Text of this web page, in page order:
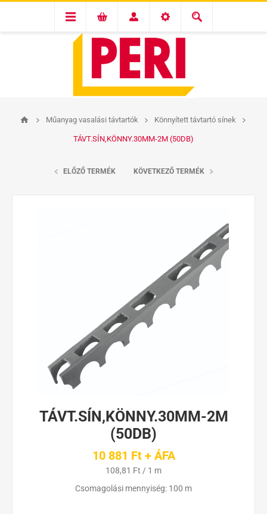
Műanyag vasalási távtartók Könnyített távtartó sínek
TÁVT.SÍN,KÖNNY.30MM-2M (50DB)
ELŐZŐ TERMÉK KÖVETKEZŐ TERMÉK
TÁVT.SÍN,KÖNNY.30MM-2M
(50DB)
10 881 Ft + ÁFA
108,81 Ft / 1 m
Csomagolási mennyiség: 100 m